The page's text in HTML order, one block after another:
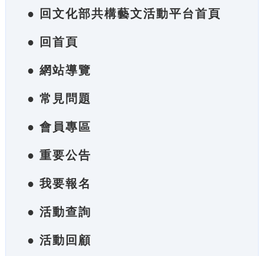
● 回文化部共構藝文活動平台首頁
● 回首頁
● 網站導覽
● 常見問題
● 會員專區
● 重要公告
● 我要報名
● 活動查詢
● 活動回顧